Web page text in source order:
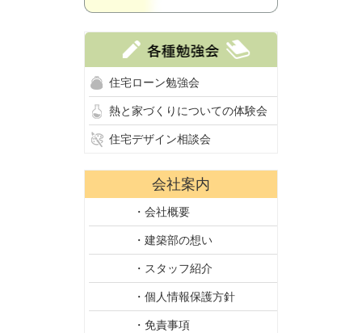
住宅ローン勉強会
熱と家づくりについての体験会
住宅デザイン相談会
会社案内
・会社概要
・建築部の想い
・スタッフ紹介
・個人情報保護方針
・免責事項